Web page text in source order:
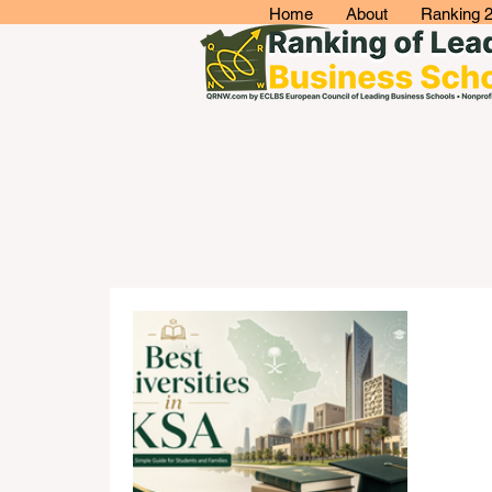
Home About Ranking